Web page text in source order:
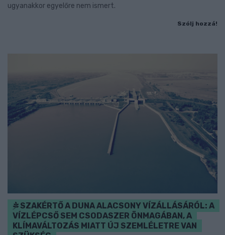
ugyanakkor egyelőre nem ismert.
Szólj hozzá!
SZAKÉRTŐ A DUNA ALACSONY VÍZÁLLÁSÁRÓL: A
VÍZLÉPCSŐ SEM CSODASZER ÖNMAGÁBAN, A
KLÍMAVÁLTOZÁS MIATT ÚJ SZEMLÉLETRE VAN